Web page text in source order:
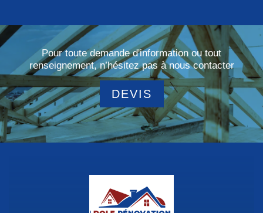
Pour toute demande d'information ou tout
renseignement, n’hésitez pas à nous contacter
DEVIS